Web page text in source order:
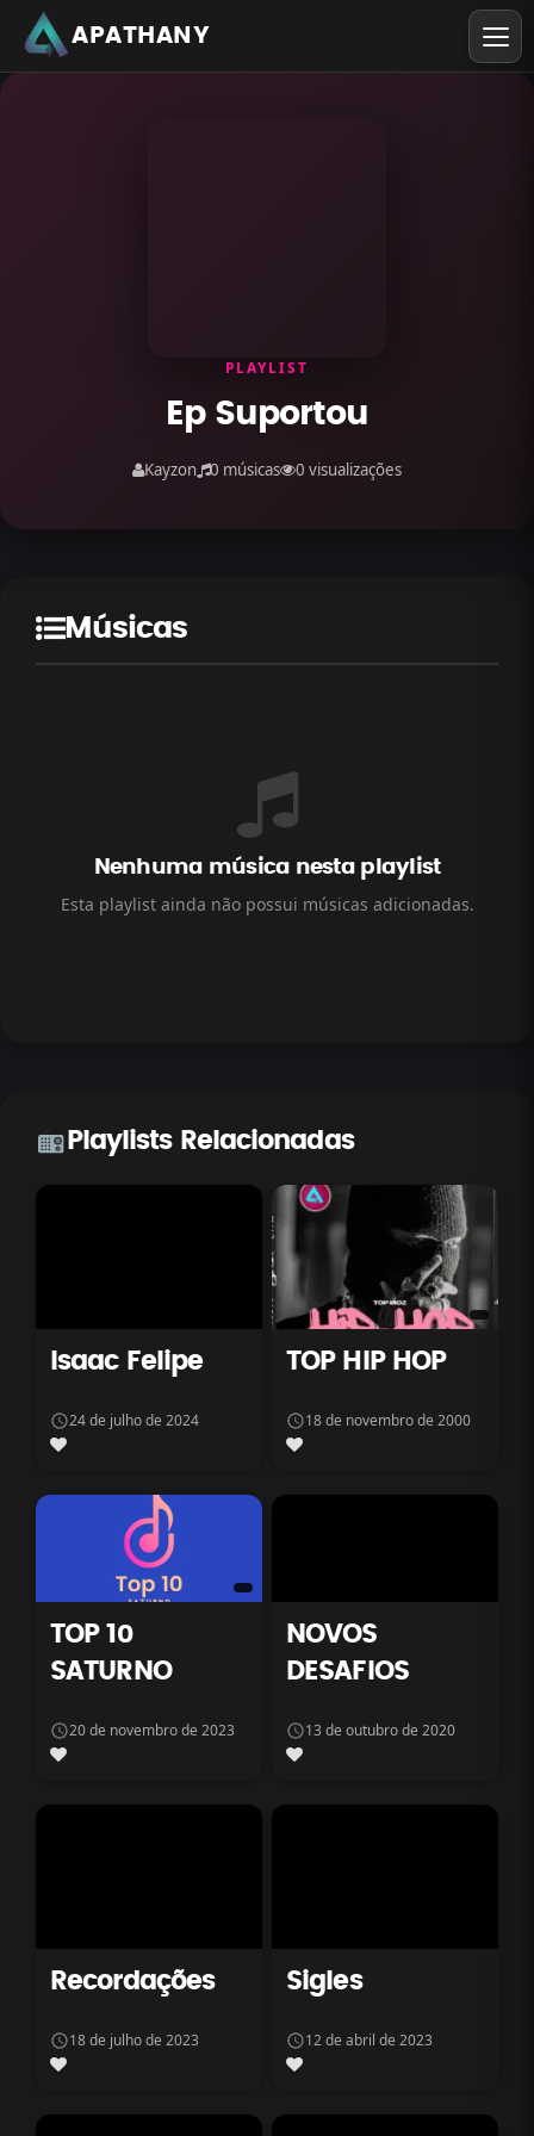
APATHANY
PLAYLIST
Ep Suportou
Kayzon 0 músicas 0 visualizações
Músicas
Nenhuma música nesta playlist
Esta playlist ainda não possui músicas adicionadas.
Playlists Relacionadas
Isaac Felipe
24 de julho de 2024
TOP HIP HOP
18 de novembro de 2000
TOP 10
SATURNO
20 de novembro de 2023
NOVOS
DESAFIOS
13 de outubro de 2020
Recordações
18 de julho de 2023
Sigles
12 de abril de 2023